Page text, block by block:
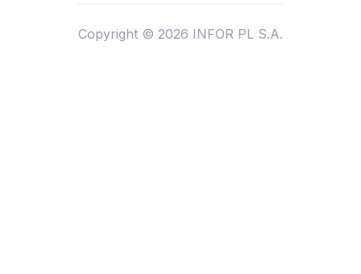
Copyright © 2026 INFOR PL S.A.